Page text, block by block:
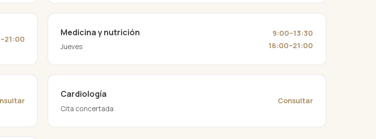
Medicina y nutrición
Jueves
9:00–13:30
16:00–21:00
Cardiología
Cita concertada
Consultar